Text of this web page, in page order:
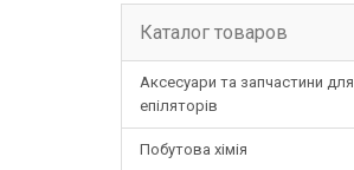
Каталог товаров
Аксесуари та запчастини для
епіляторів
Побутова хімія